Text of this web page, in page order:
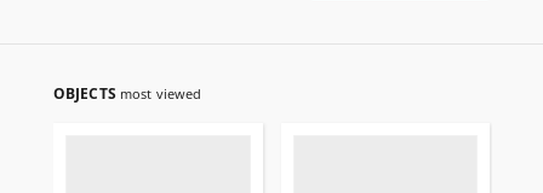
OBJECTS most viewed